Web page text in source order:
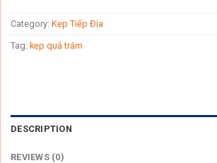
Category: Kẹp Tiếp Địa
Tag: kẹp quả trám
DESCRIPTION
REVIEWS (0)